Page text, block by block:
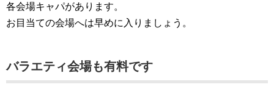
各会場キャパがあります。
お目当ての会場へは早めに入りましょう。
バラエティ会場も有料です